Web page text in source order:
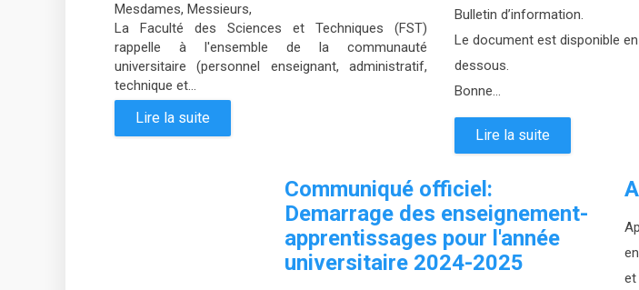
Mesdames, Messieurs,
La Faculté des Sciences et Techniques (FST)
rappelle à l'ensemble de la communauté
universitaire (personnel enseignant, administratif,
technique et...
Lire la suite
Bulletin d’information.
Le document est disponible
dessous.
Bonne...
Lire la suite
Communiqué officiel:
Demarrage des enseignement-
apprentissages pour l'année
universitaire 2024-2025
et